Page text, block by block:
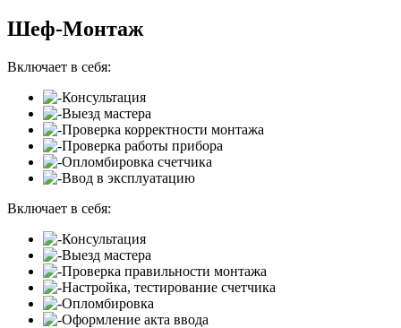
Шеф-Монтаж
Включает в себя:
Консультация
Выезд мастера
Проверка корректности монтажа
Проверка работы прибора
Опломбировка счетчика
Ввод в эксплуатацию
Включает в себя:
Консультация
Выезд мастера
Проверка правильности монтажа
Настройка, тестирование счетчика
Опломбировка
Оформление акта ввода